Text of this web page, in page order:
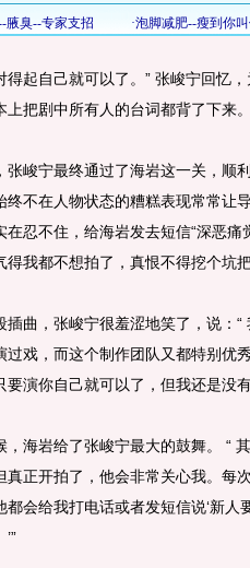
得起自己就可以了。” 张峻宁回忆
上把剧中所有人的台词都背了下来。
宁最终通过了海岩这一关，顺
终不在人物状态的糟糕表现常常让
在忍不住，给海岩发去短信“深恶痛
得我都不想拍了，真恨不得挖个坑
，张峻宁很羞涩地笑了，说：“
过戏，而这个制作团队又都特别优
要演你自己就可以了，但我还是没
岩给了张峻宁最大的鼓舞。 “
真正开拍了，他会非常关心我。每
都会给我打电话或者发短信说‘新